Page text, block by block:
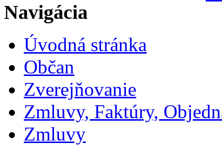
Navigácia
Úvodná stránka
Občan
Zverejňovanie
Zmluvy, Faktúry,
Zmluvy